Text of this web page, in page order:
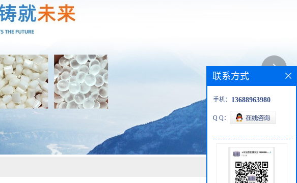
联系方式
手机： 13688963980
Q Q：